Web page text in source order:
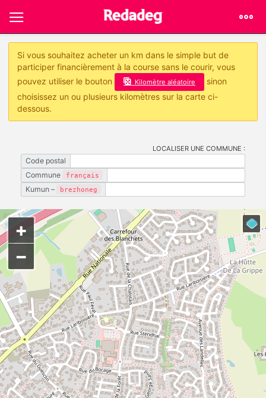
Si vous souhaitez acheter un km dans le simple but de
participer financièrement à la course sans le courir, vous
pouvez utiliser le bouton
Kilomètre aléatoire
sinon
choisissez un ou plusieurs kilomètres sur la carte ci-
dessous.
LOCALISER UNE COMMUNE :
Code postal
Commune
français
Kumun – brezhoneg
+
−